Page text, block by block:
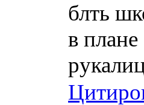
блть
в